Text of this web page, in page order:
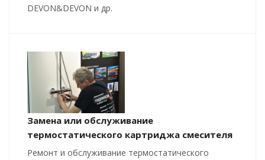
DEVON&DEVON и др.
Замена или обслуживание
термостатического картриджа смесителя
Ремонт и обслуживание термостатического